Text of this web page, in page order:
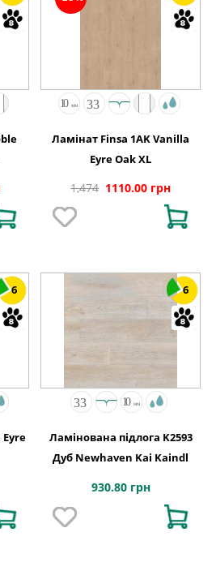
Ламінат Finsa 1AK Vanilla
Eyre Oak XL
1,474 1110.00 грн
6 6
Ламінована підлога K2593
Дуб Newhaven Kai Kaindl
930.80 грн